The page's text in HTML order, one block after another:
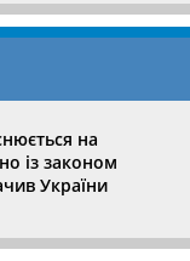
на
із законом
України